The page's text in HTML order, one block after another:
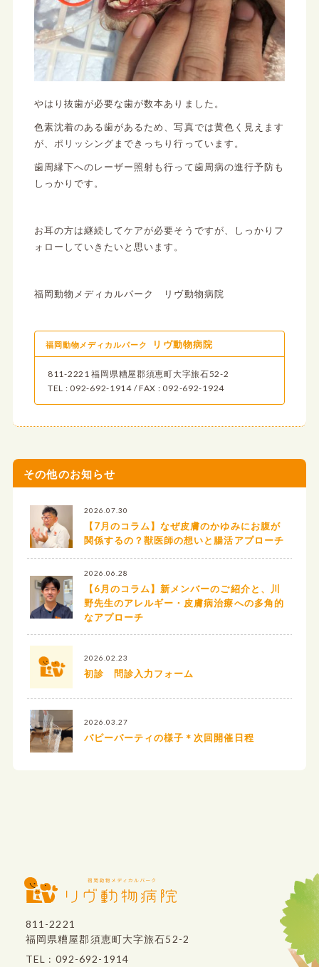
やはり抜歯が必要な歯が数本ありました。
色素沈着のある歯があるため、写真では黄色く見えます
が、ポリッシングまできっちり行っています。
歯周縁下へのレーザー照射も行って歯周病の進行予防も
しっかりです。
お耳の方は継続してケアが必要そうですが、しっかりフ
ォローしていきたいと思います。
福岡動物メディカルパーク リヴ動物病院
福岡動物メディカルパーク リヴ動物病院
811-2221 福岡県糟屋郡須恵町大字旅石52-2
TEL : 092-692-1914 / FAX : 092-692-1924
その他のお知らせ
2026.07.30
【7月のコラム】なぜ皮膚のかゆみにお腹が
関係するの？獣医師の想いと腸活アプローチ
2026.06.28
【6月のコラム】新メンバーのご紹介と、川
野先生のアレルギー・皮膚病治療への多角的
なアプローチ
2026.02.23
初診 問診入力フォーム
2026.03.27
パピーパーティの様子＊次回開催日程
811-2221
福岡県糟屋郡須恵町大字旅石52-2
TEL : 092-692-1914